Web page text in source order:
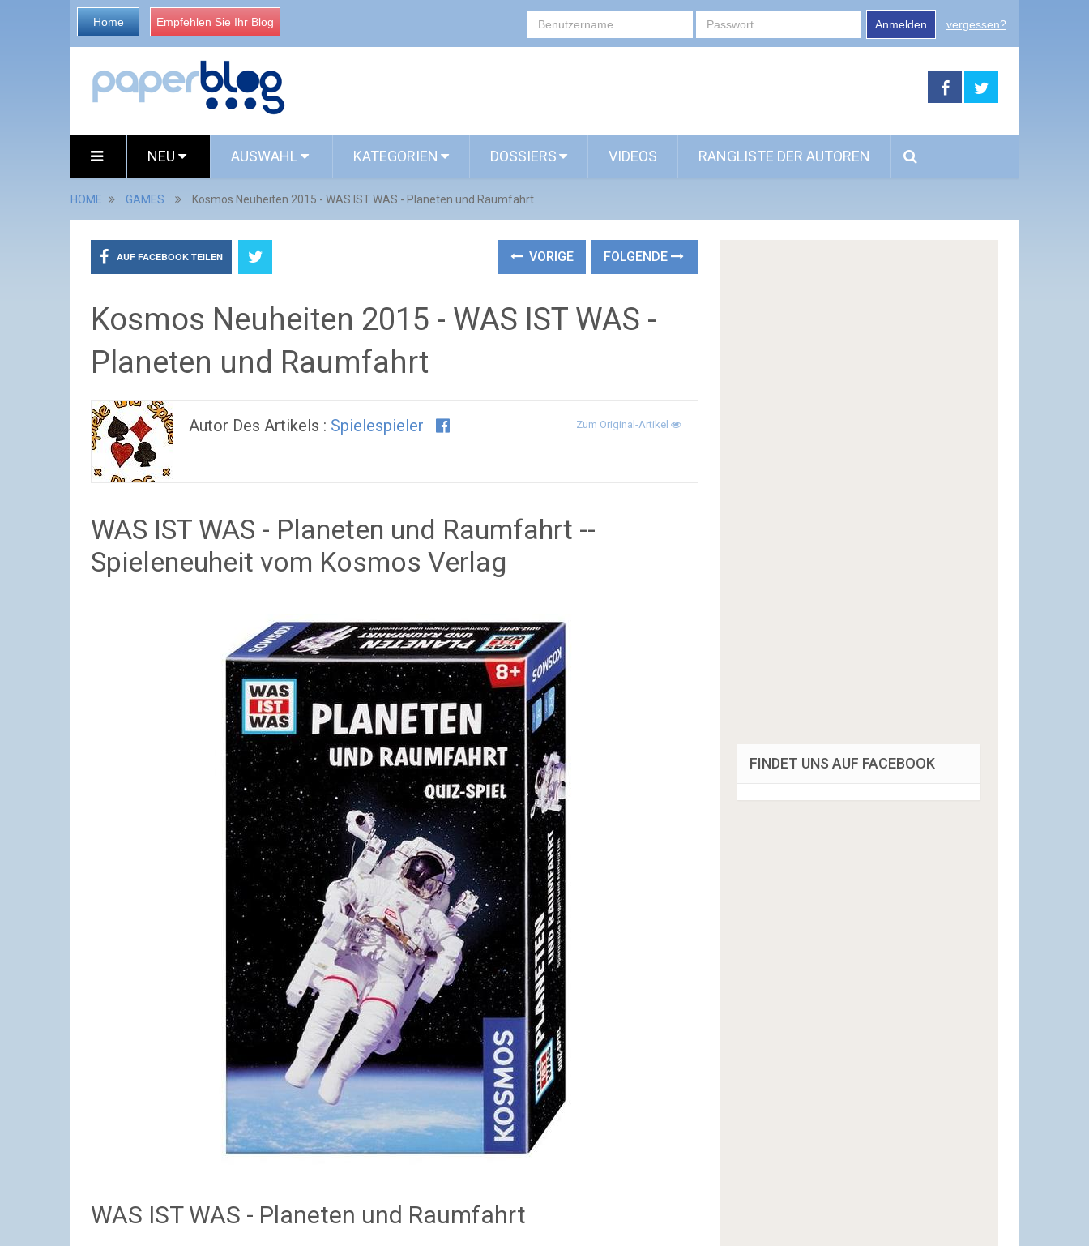
Home Empfehlen Sie Ihr Blog Anmelden vergessen?
NEU AUSWAHL KATEGORIEN DOSSIERS VIDEOS RANGLISTE DER AUTOREN
HOME GAMES Kosmos Neuheiten 2015 - WAS IST WAS - Planeten und Raumfahrt
AUF FACEBOOK TEILEN VORIGE FOLGENDE
Kosmos Neuheiten 2015 - WAS IST WAS -
Planeten und Raumfahrt
Autor Des Artikels : Spielespieler Zum Original-Artikel
WAS IST WAS - Planeten und Raumfahrt --
Spieleneuheit vom Kosmos Verlag
WAS IST WAS - Planeten und Raumfahrt
FINDET UNS AUF FACEBOOK